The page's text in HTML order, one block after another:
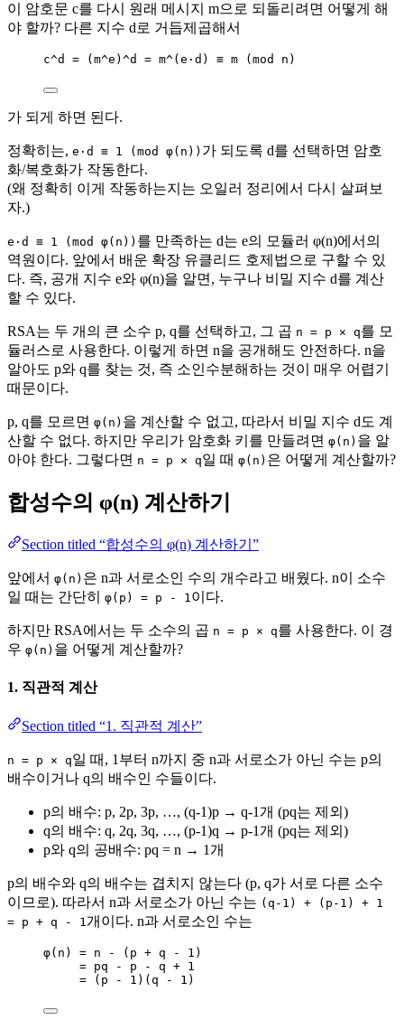
이 암호문 c를 다시 원래 메시지 m으로 되돌리려면 어떻게 해
야 할까? 다른 지수 d로 거듭제곱해서
c^d = (m^e)^d = m^(e·d) ≡ m (mod n)
가 되게 하면 된다.
정확히는, e·d ≡ 1 (mod φ(n)) 가 되도록 d를 선택하면 암호
화/복호화가 작동한다.
(왜 정확히 이게 작동하는지는 오일러 정리에서 다시 살펴보
자.)
e·d ≡ 1 (mod φ(n)) 를 만족하는 d는 e의 모듈러 φ(n)에서의
역원이다. 앞에서 배운 확장 유클리드 호제법으로 구할 수 있
다. 즉, 공개 지수 e와 φ(n)을 알면, 누구나 비밀 지수 d를 계산
할 수 있다.
RSA는 두 개의 큰 소수 p, q를 선택하고, 그 곱 n = p × q를 모
듈러스로 사용한다. 이렇게 하면 n을 공개해도 안전하다. n을
알아도 p와 q를 찾는 것, 즉 소인수분해하는 것이 매우 어렵기
때문이다.
p, q를 모르면 φ(n) 을 계산할 수 없고, 따라서 비밀 지수 d도 계
산할 수 없다. 하지만 우리가 암호화 키를 만들려면 φ(n) 을 알
아야 한다. 그렇다면 n = p × q일 때 φ(n) 은 어떻게 계산할까?
합성수의 φ(n) 계산하기
Section titled “합성수의 φ(n) 계산하기”
앞에서 φ(n) 은 n과 서로소인 수의 개수라고 배웠다. n이 소수
일 때는 간단히 φ(p) = p - 1 이다.
하지만 RSA에서는 두 소수의 곱 n = p × q를 사용한다. 이 경
우 φ(n) 을 어떻게 계산할까?
1. 직관적 계산
Section titled “1. 직관적 계산”
n = p × q일 때, 1부터 n까지 중 n과 서로소가 아닌 수는 p의
배수이거나 q의 배수인 수들이다.
p의 배수: p, 2p, 3p, …, (q-1)p → q-1개 (pq는 제외)
q의 배수: q, 2q, 3q, …, (p-1)q → p-1개 (pq는 제외)
p와 q의 공배수: pq = n → 1개
p의 배수와 q의 배수는 겹치지 않는다 (p, q가 서로 다른 소수
이므로). 따라서 n과 서로소가 아닌 수는 (q-1) + (p-1) + 1
= p + q - 1개이다. n과 서로소인 수는
φ(n) = n - (p + q - 1)
= pq - p - q + 1
= (p - 1)(q - 1)